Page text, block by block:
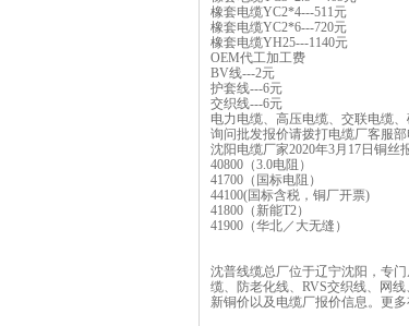
橡套电缆YC2*4---511元
橡套电缆YC2*6---720元
橡套电缆YH25---1140元
OEM代工加工费
BV线---2元
护套线---6元
交织线---6元
电力电缆、高压电缆、交联电缆
询问批发报价请拨打电缆厂客服部
沈阳电缆厂家2020年3月17日铜丝
40800（3.0电阻）
41700（国标电阻）
44100(国标含税，铜厂开票)
41800（新能T2）
41900（华北／大无缝）
沈普线缆总厂位于辽宁沈阳，专
缆、防老化线、RVS交织线、网
新铜价以及电缆厂报价信息。更